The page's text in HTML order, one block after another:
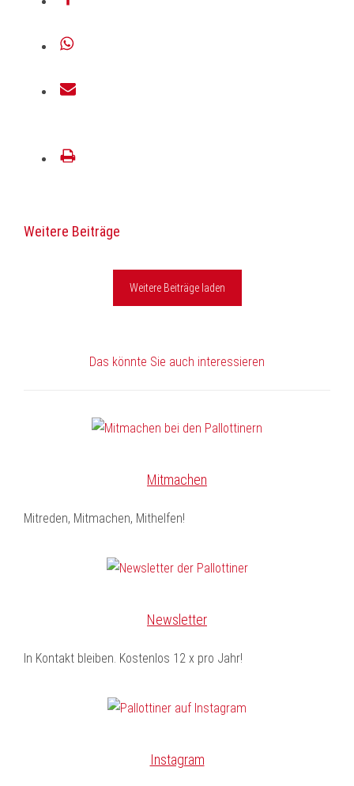
Weitere Beiträge
Weitere Beiträge laden
Das könnte Sie auch interessieren
Mitmachen
Mitreden, Mitmachen, Mithelfen!
Newsletter
In Kontakt bleiben. Kostenlos 12 x pro Jahr!
Instagram